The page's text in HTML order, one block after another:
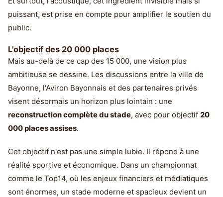
puissant, est prise en compte pour amplifier le soutien du
public.
L'objectif des 20 000 places
Mais au-delà de ce cap des 15 000, une vision plus
ambitieuse se dessine. Les discussions entre la ville de
Bayonne, l'Aviron Bayonnais et des partenaires privés
visent désormais un horizon plus lointain : une
reconstruction complète du stade, avec pour objectif 20
000 places assises.
Cet objectif n'est pas une simple lubie. Il répond à une
réalité sportive et économique. Dans un championnat
comme le Top14, où les enjeux financiers et médiatiques
sont énormes, un stade moderne et spacieux devient un